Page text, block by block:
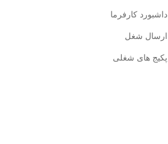
داشبورد کارفرما
ارسال شغل
پکیج های شغلی